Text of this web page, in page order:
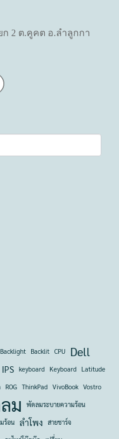
ก 2 ต.คูคต อ.ลำลูกกา
Backlight Backlit CPU Dell
IPS keyboard Keyboard Latitude
ROG ThinkPad VivoBook Vostro
ม พัดลมระบายความร้อน
ร้อน ลำโพง สายชาร์จ